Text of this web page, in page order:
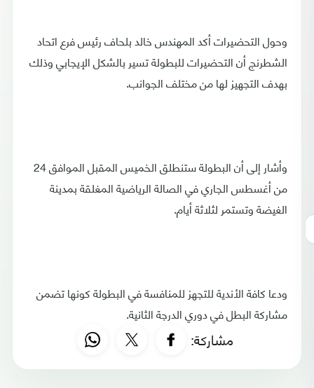
وحول التحضيرات أكد المهندس خالد بلحاف رئيس فرع اتحاد
الشطرنج أن التحضيرات للبطولة تسير بالشكل الإيجابي وذلك
بهدف التجهيز لها من مختلف الجوانب.
وأشار إلى أن البطولة ستنطلق الخميس المقبل الموافق 24
من أغسطس الجاري في الصالة الرياضية المغلقة بمدينة
الغيضة وتستمر لثلاثة أيام.
ودعا كافة الأندية للتجهز للمنافسة في البطولة كونها تضمن
مشاركة البطل في دوري الدرجة الثانية.
مشاركة: